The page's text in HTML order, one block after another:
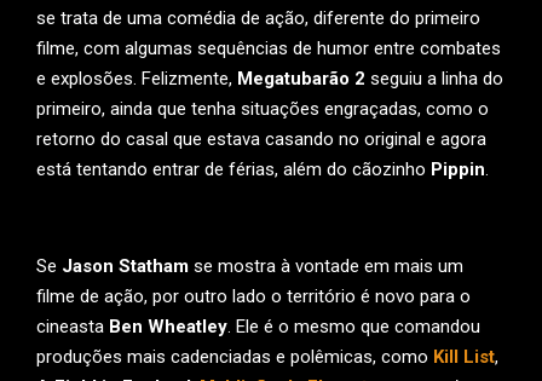
se trata de uma comédia de ação, diferente do primeiro
filme, com algumas sequências de humor entre combates
e explosões. Felizmente, Megatubarão 2 seguiu a linha do
primeiro, ainda que tenha situações engraçadas, como o
retorno do casal que estava casando no original e agora
está tentando entrar de férias, além do cãozinho Pippin.
Se Jason Statham se mostra à vontade em mais um
filme de ação, por outro lado o território é novo para o
cineasta Ben Wheatley. Ele é o mesmo que comandou
produções mais cadenciadas e polêmicas, como Kill List,